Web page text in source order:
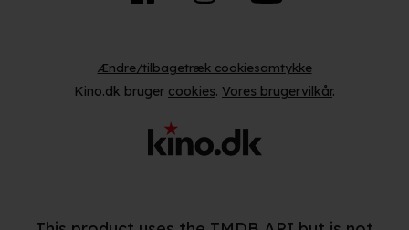
Ændre/tilbagetræk cookiesamtykke
Kino.dk bruger cookies. Vores brugervilkår.